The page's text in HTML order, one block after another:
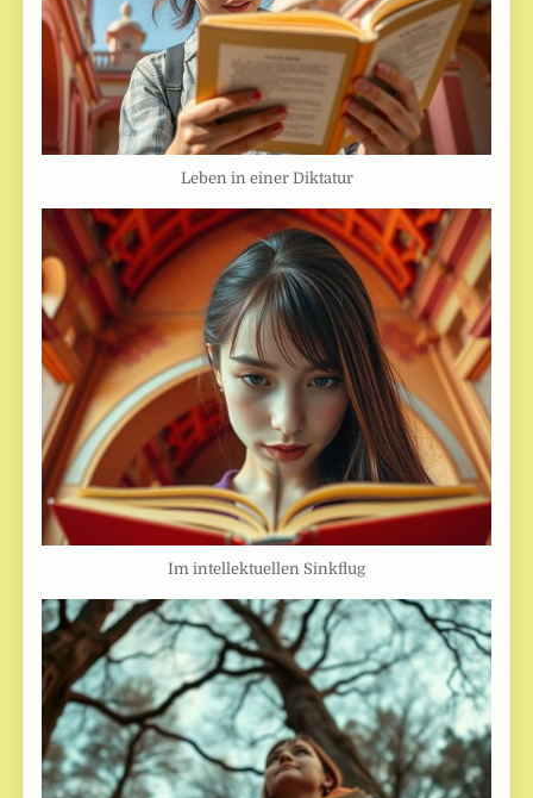
Leben in einer Diktatur
Im intellektuellen Sinkflug